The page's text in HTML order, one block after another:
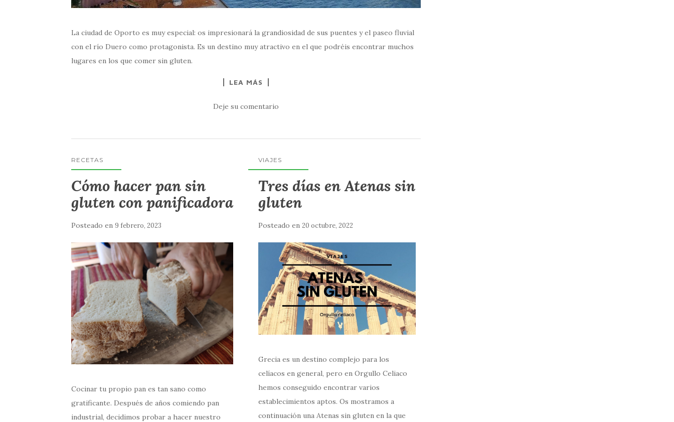
La ciudad de Oporto es muy especial: os impresionará la grandiosidad de sus puentes y el paseo fluvial
con el río Duero como protagonista. Es un destino muy atractivo en el que podréis encontrar muchos
lugares en los que comer sin gluten.
LEA MÁS
Deje su comentario
RECETAS
Cómo hacer pan sin
gluten con panificadora
Posteado en 9 febrero, 2023
Cocinar tu propio pan es tan sano como
gratificante. Después de años comiendo pan
industrial, decidimos probar a hacer nuestro
VIAJES
Tres días en Atenas sin
gluten
Posteado en20 octubre, 2022
Grecia es un destino complejo para los
celíacos en general, pero en Orgullo Celiaco
hemos conseguido encontrar varios
establecimientos aptos. Os mostramos a
continuación una Atenas sin gluten en la que